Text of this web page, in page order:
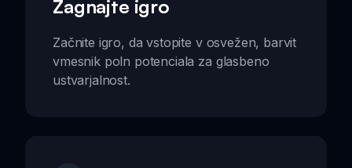
Zagnajte igro
Začnite igro, da vstopite v osvežen, barvit
vmesnik poln potenciala za glasbeno
ustvarjalnost.